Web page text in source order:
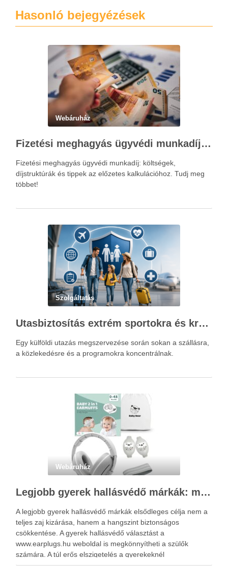
Hasonló bejegyézések
Webáruház
Fizetési meghagyás ügyvédi munkadíja: teljes költségvetési útmutató
Fizetési meghagyás ügyvédi munkadíj: költségek,
díjstruktúrák és tippek az előzetes kalkulációhoz. Tudj meg
többet!
Szolgáltatás
Utasbiztosítás extrém sportokra és krónikus betegségek esetén: mire figyelj utazás előtt?
Egy külföldi utazás megszervezése során sokan a szállásra,
a közlekedésre és a programokra koncentrálnak.
Webáruház
Legjobb gyerek hallásvédő márkák: mire figyeljenek a szülők választáskor?
A legjobb gyerek hallásvédő márkák elsődleges célja nem a
teljes zaj kizárása, hanem a hangszint biztonságos
csökkentése. A gyerek hallásvédő választást a
www.earplugs.hu weboldal is megkönnyítheti a szülők
számára. A túl erős elszigetelés a gyerekeknél
kényelmetlenséget, félelmet vagy dezorientáltságot is